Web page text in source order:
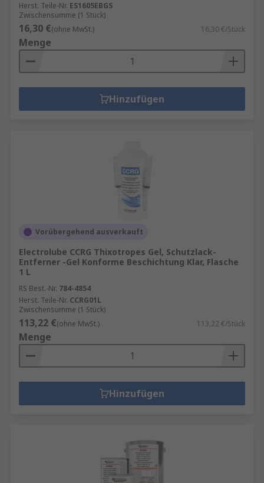
Herst. Teile-Nr. ES1605EBGS
Zwischensumme (1 Stück)
16,30 €(ohne MwSt.) 16,30 €/Stück
Menge
Hinzufügen
Vorübergehend ausverkauft
Electrolube CCRG Thixotropes Gel, Schutzlack-
Entferner -Gel Konforme Beschichtung Klar, Flasche
1 L
RS Best.-Nr. 784-4854
Herst. Teile-Nr. CCRG01L
Zwischensumme (1 Stück)
113,22 €(ohne MwSt.) 113,22 €/Stück
Menge
Hinzufügen